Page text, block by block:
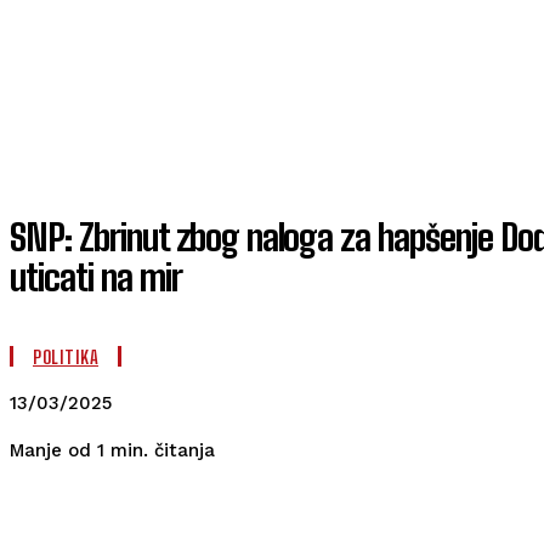
SNP: Zbrinut zbog naloga za hapšenje
uticati na mir
POLITIKA
13/03/2025
Manje od 1 min. čitanja